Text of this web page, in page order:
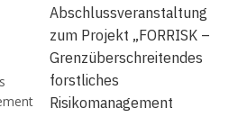
Abschlussveranstaltung
zum Projekt „FORRISK –
Grenzüberschreitendes
forstliches
Risikomanagement